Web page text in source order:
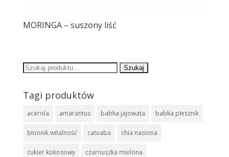
MORINGA – suszony liść
Szukaj:
Tagi produktów
acerola amarantus babka jajowata babka płesznik
błonnik witalność catuaba chia nasiona
cukier kokosowy czarnuszka mielona